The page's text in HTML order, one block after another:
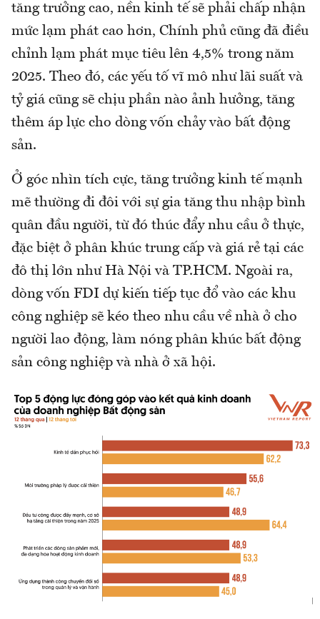
tăng trưởng cao, nền kinh tế sẽ phải chấp nhận
mức lạm phát cao hơn, Chính phủ cũng đã điều
chỉnh lạm phát mục tiêu lên 4,5% trong năm
2025. Theo đó, các yếu tố vĩ mô như lãi suất và
tỷ giá cũng sẽ chịu phần nào ảnh hưởng, tăng
thêm áp lực cho dòng vốn chảy vào bất động
sản.
Ở góc nhìn tích cực, tăng trưởng kinh tế mạnh
mẽ thường đi đôi với sự gia tăng thu nhập bình
quân đầu người, từ đó thúc đẩy nhu cầu ở thực,
đặc biệt ở phân khúc trung cấp và giá rẻ tại các
đô thị lớn như Hà Nội và TP.HCM. Ngoài ra,
dòng vốn FDI dự kiến tiếp tục đổ vào các khu
công nghiệp sẽ kéo theo nhu cầu về nhà ở cho
người lao động, làm nóng phân khúc bất động
sản công nghiệp và nhà ở xã hội.